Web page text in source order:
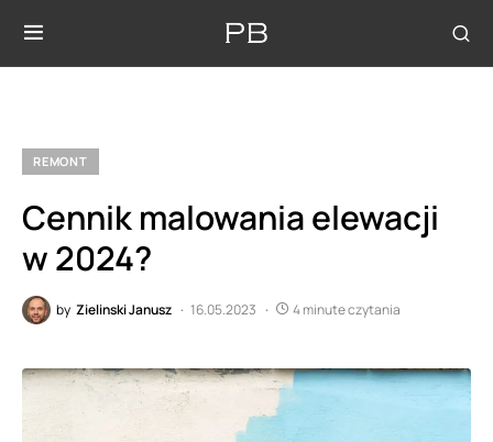
REMONT
Cennik malowania elewacji
w 2024?
by Zielinski Janusz 16.05.2023 4 minute czytania